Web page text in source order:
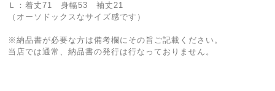
Ｌ：着丈71 身幅53 袖丈21
（オーソドックスなサイズ感です）
※納品書が必要な方は備考欄にその旨ご記載ください。
当店では通常、納品書の発行は行なっておりません。